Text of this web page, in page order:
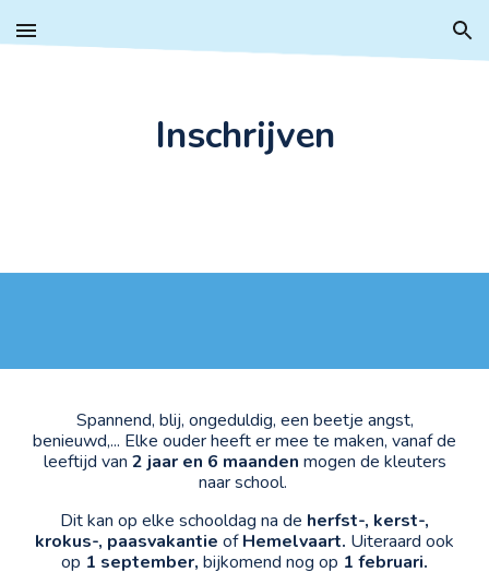
Skip to main content Skip to navigation
Inschrijven
Spannend, blij, ongeduldig, een beetje angst,
benieuwd,... Elke ouder heeft er mee te maken, vanaf de
leeftijd van 2 jaar en 6 maanden mogen de kleuters
naar school.
Dit kan op elke schooldag na de herfst-, kerst-,
krokus-, paasvakantie ofHemelvaart. Uiteraard ook
op 1 september, bijkomend nog op 1 februari.